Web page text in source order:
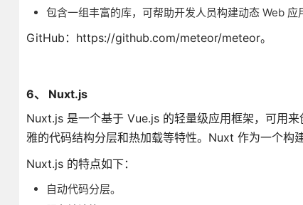
包含一组丰富的库，可帮助开发人员构建动态 Web 应
GitHub：https://github.com/meteor/meteor。
6、 Nuxt.js
Nuxt.js 是一个基于 Vue.js 的轻量级应用框架，可用
雅的代码结构分层和热加载等特性。Nuxt 作为一个构
Nuxt.js 的特点如下：
自动代码分层。